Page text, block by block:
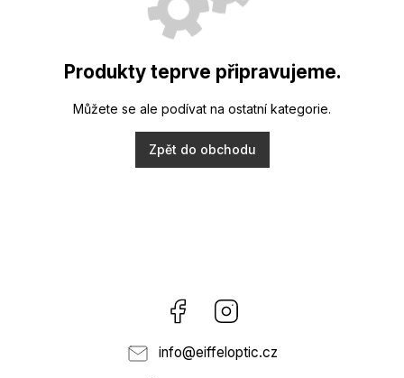
Produkty teprve připravujeme.
Můžete se ale podívat na ostatní kategorie.
Zpět do obchodu
Facebook
info@eiffeloptic.cz